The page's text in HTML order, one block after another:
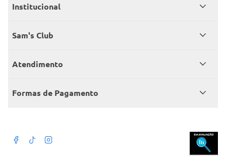
Institucional
Quem somos
Encontre um Clube
Sam's Club
Seja sócio
Member’s Mark
Atendimento
Fale conosco
Atendimento em libras
Formas de Pagamento